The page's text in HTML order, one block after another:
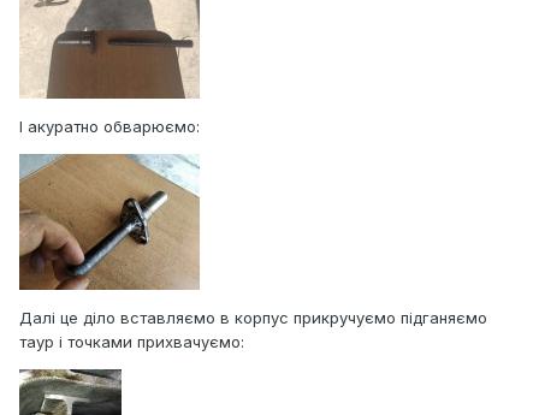
І акуратно обварюємо:
Далі це діло вставляємо в корпус прикручуємо підганяємо
таур і точками прихвачуємо: